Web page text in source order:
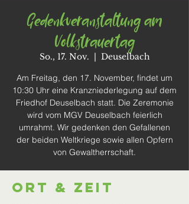
Gedenkveranstaltung am
Volkstrauertag
So., 17. Nov.
  |
Deuselbach
Am Freitag, den 17. November, findet um
10:30 Uhr eine Kranzniederlegung auf dem
Friedhof Deuselbach statt. Die Zeremonie
wird vom MGV Deuselbach feierlich
umrahmt. Wir gedenken den Gefallenen
der beiden Weltkriege sowie allen Opfern
von Gewaltherrschaft.
Ort & Zeit